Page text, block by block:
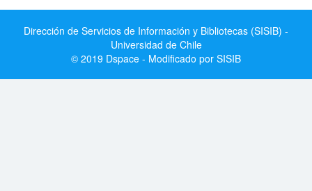
Dirección de Servicios de Información y Bibliotecas (SISIB) -
Universidad de Chile
© 2019 Dspace - Modificado por SISIB